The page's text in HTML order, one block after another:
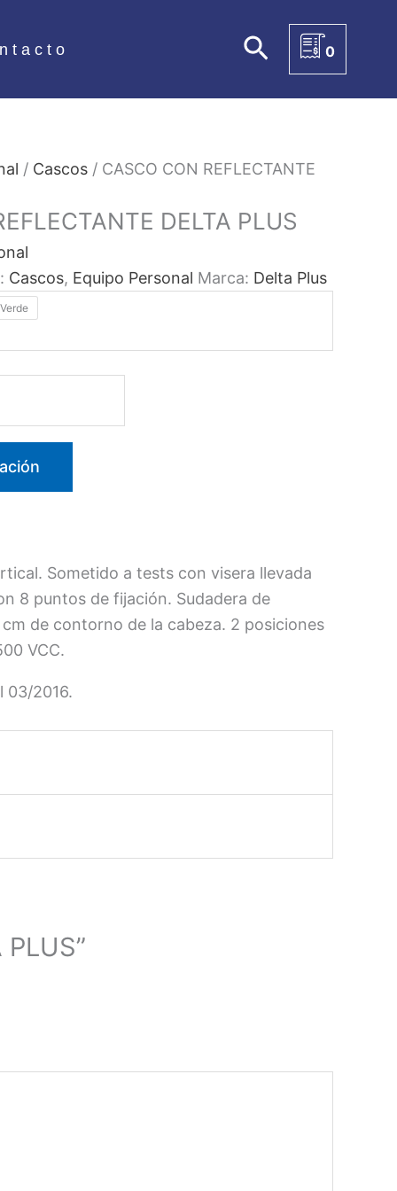
Buscar0
/ Cascos / CASCO CON REFLECTANTE
DELTA PLUS
Cascos, Equipo Personal Marca: Delta Plus
Verde
Sometido a tests con visera llevada
8 puntos de fijación. Sudadera de
de contorno de la cabeza. 2 posiciones
VCC.
03/2016.